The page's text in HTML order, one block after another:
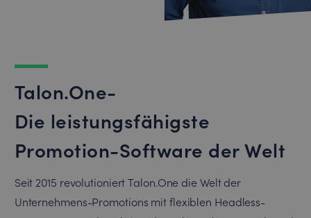
Talon.One-
Die leistungsfähigste
Promotion-Software der Welt
Seit 2015 revolutioniert Talon.One die Welt der
Unternehmens-Promotions mit flexiblen Headless-